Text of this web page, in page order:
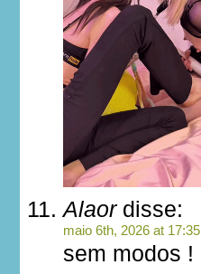
Alaordisse:
maio 6th, 2026 at 17:35
sem modos !